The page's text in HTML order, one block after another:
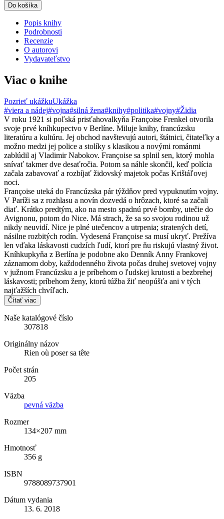
Do košíka
Popis knihy
Podrobnosti
Recenzie
O autorovi
Vydavateľstvo
Viac o knihe
Pozrieť ukážkuUkážka
#viera a nádej#vojna#silná žena#knihy#politika#vojny#Židia
V roku 1921 si poľská prisťahovalkyňa Françoise Frenkel otvorila
svoje prvé kníhkupectvo v Berlíne. Miluje knihy, francúzsku
literatúru a kultúru. Jej obchod navštevujú autori, štátnici, čitateľky a
možno medzi jej police a stolíky s klasikou a novými románmi
zablúdil aj Vladimir Nabokov. Françoise sa splnil sen, ktorý mohla
snívať takmer dve desaťročia. Potom sa náhle skončil, keď polícia
začala zabavovať a rozbíjať židovský majetok počas Krištáľovej
noci.
Françoise uteká do Francúzska pár týždňov pred vypuknutím vojny.
V Paríži sa z rozhlasu a novín dozvedá o hrôzach, ktoré sa začali
diať. Krátko predtým, ako na mesto spadnú prvé bomby, utečie do
Avignonu, potom do Nice. Má strach, že sa so svojou rodinou už
nikdy neuvidí. Nice je plné utečencov a utrpenia; stratených detí,
násilne rozbitých rodín. Vydesená Françoise sa musí ukryť. Prežíva
len vďaka láskavosti cudzích ľudí, ktorí pre ňu riskujú vlastný život.
Kníhkupkyňa z Berlína je podobne ako Denník Anny Frankovej
záznamom doby, každodenného života počas druhej svetovej vojny
v južnom Francúzsku a je príbehom o ľudskej krutosti a bezbrehej
láskavosti; príbehom ženy, ktorú túžba žiť neopúšťa ani v tých
najťažších chvíľach.
Čítať viac
Naše katalógové číslo
307818
Originálny názov
Rien où poser sa tête
Počet strán
205
Väzba
pevná väzba
Rozmer
134×207 mm
Hmotnosť
356 g
ISBN
9788089737901
Dátum vydania
13. 6. 2018